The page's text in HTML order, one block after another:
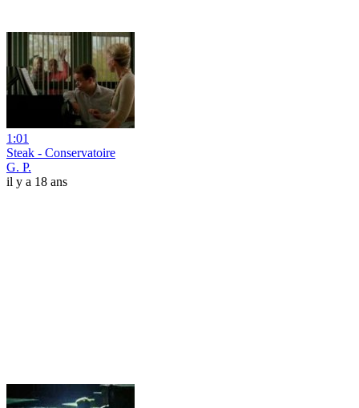
1:01
Steak - Conservatoire
G. P.
il y a 18 ans